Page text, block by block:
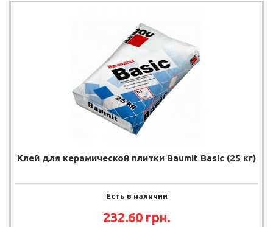
Клей для керамической плитки Baumit Basic (25 кг)
Есть в наличии
232.60 грн.